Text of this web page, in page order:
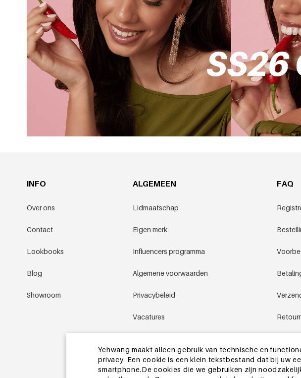
Yehwang maakt alleen gebruik van technische en
privacy. Een cookie is een klein tekstbestand dat bij uw
smartphone.De cookies die we gebruiken zijn
INFO
Over ons
Contact
Lookbooks
Blog
Showroom
ALGEMEEN
Lidmaatschap
Eigen merk
Influencers programma
Algemene voorwaarden
Privacybeleid
Vacatures
Sitemap
FAQ